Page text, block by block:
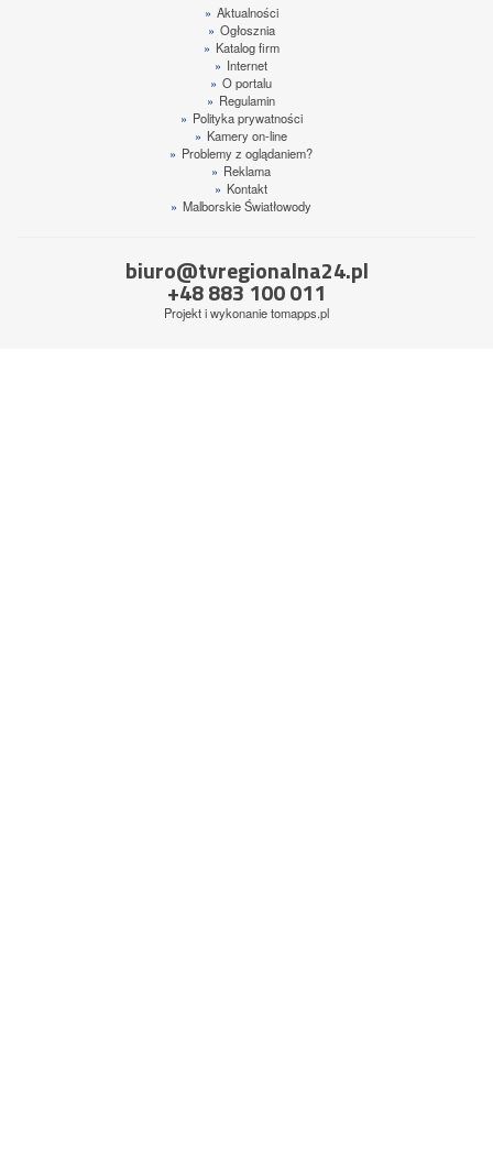
» Aktualności
» Ogłosznia
» Katalog firm
» Internet
» O portalu
» Regulamin
» Polityka prywatności
» Kamery on-line
» Problemy z oglądaniem?
» Reklama
» Kontakt
» Malborskie Światłowody
biuro@tvregionalna24.pl
+48 883 100 011
Projekt i wykonanietomapps.pl